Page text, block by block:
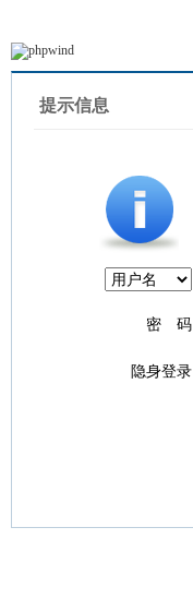
提示信息
密 码
隐身登录